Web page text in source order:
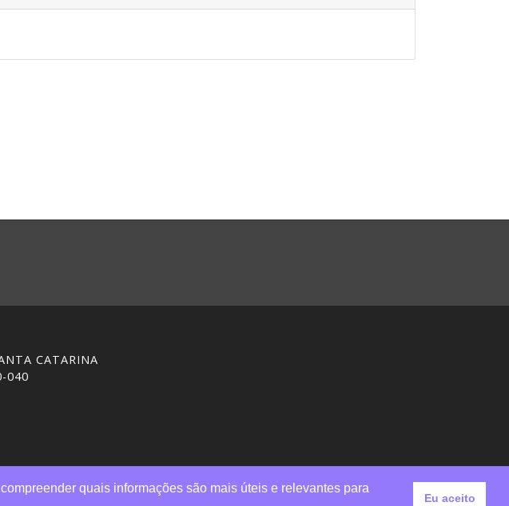
CATARINA
040
quais informações são mais úteis e relevantes para
Eu aceito